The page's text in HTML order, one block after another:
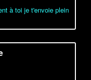
à toi je t'envoie plein